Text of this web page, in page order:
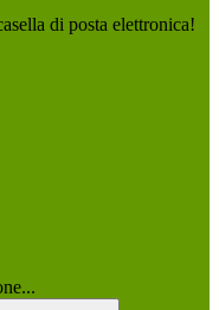
di posta elettronica!